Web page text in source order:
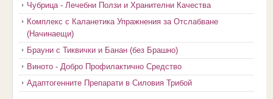
Чубрица - Лечебни Ползи и Хранителни Качества
Комплекс с Каланетика Упражнения за Отслабване
(Начинаещи)
Брауни с Тиквички и Банан (без Брашно)
Виното - Добро Профилактично Средство
Адаптогенните Препарати в Силовия Трибой